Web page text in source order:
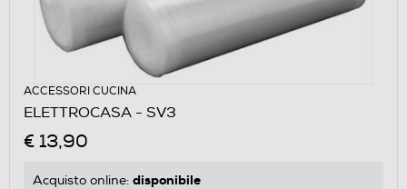
ACCESSORI CUCINA
ELETTROCASA - SV3
€ 13,90
Acquisto online: disponibile